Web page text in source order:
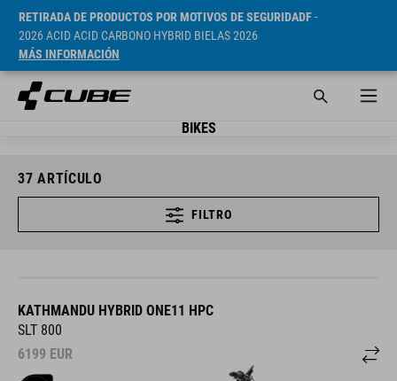
RETIRADA DE PRODUCTOS POR MOTIVOS DE SEGURIDADF-
2026 ACID ACID CARBONO HYBRID BIELAS 2026
MÁS INFORMACIÓN
BIKES
37 ARTÍCULO
FILTRO
KATHMANDU HYBRID ONE11 HPC
SLT 800
6199 EUR